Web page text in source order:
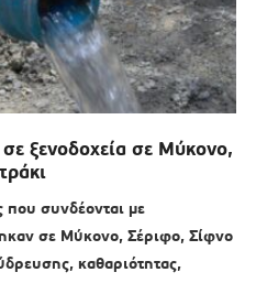
ξενοδοχεία σε Μύκονο,
που συνδέονται με
σε Μύκονο, Σέριφο, Σίφνο
καθαριότητας,